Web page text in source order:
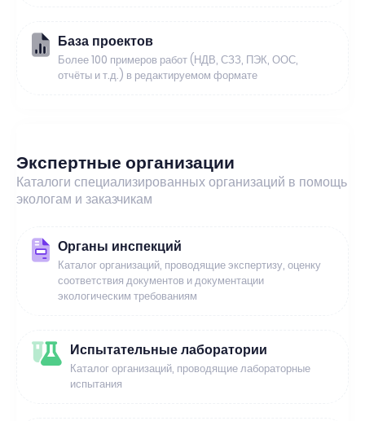
База проектов
Более 100 примеров работ (НДВ, СЗЗ, ПЭК, ООС,
отчёты и т.д.) в редактируемом формате
Экспертные организации
Каталоги специализированных организаций в помощь
экологам и заказчикам
Органы инспекций
Каталог организаций, проводящие экспертизу, оценку
соответствия документов и документации
экологическим требованиям
Испытательные лаборатории
Каталог организаций, проводящие лабораторные
испытания